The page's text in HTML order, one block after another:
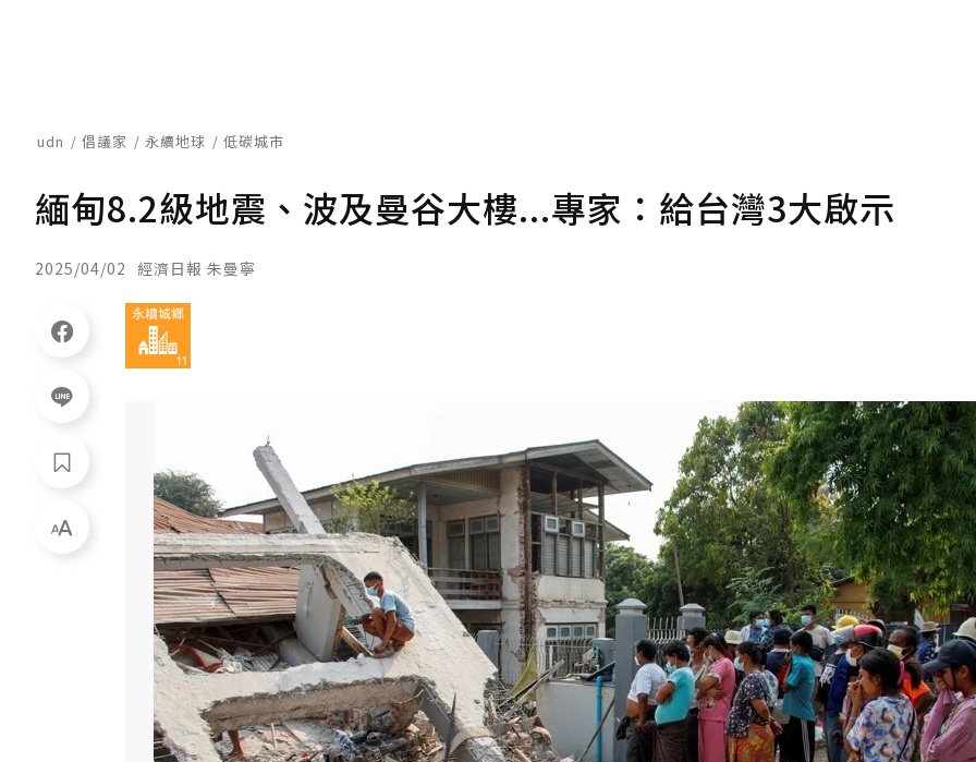
udn 倡議家 永續地球 低碳城市
緬甸8.2級地震、波及曼谷大樓...專家：給台灣3大啟示
2025/04/02 經濟日報 朱曼寧